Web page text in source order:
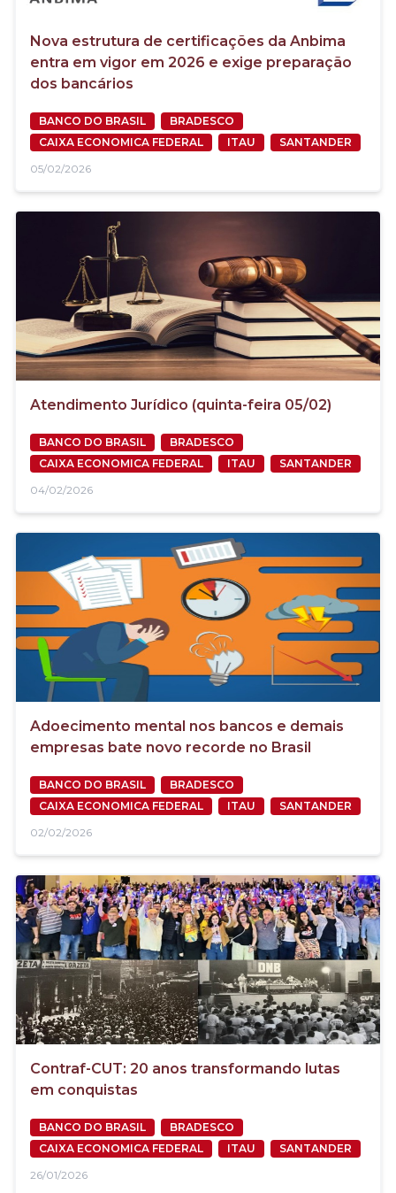
Nova estrutura de certificações da Anbima
entra em vigor em 2026 e exige preparação
dos bancários
BANCO DO BRASIL
BRADESCO
CAIXA ECONOMICA FEDERAL
ITAU
SANTANDER
05/02/2026
Atendimento Jurídico (quinta-feira 05/02)
BANCO DO BRASIL
BRADESCO
CAIXA ECONOMICA FEDERAL
ITAU
SANTANDER
04/02/2026
Adoecimento mental nos bancos e demais
empresas bate novo recorde no Brasil
BANCO DO BRASIL
BRADESCO
CAIXA ECONOMICA FEDERAL
ITAU
SANTANDER
02/02/2026
Contraf-CUT: 20 anos transformando lutas
em conquistas
BANCO DO BRASIL
BRADESCO
CAIXA ECONOMICA FEDERAL
ITAU
SANTANDER
26/01/2026